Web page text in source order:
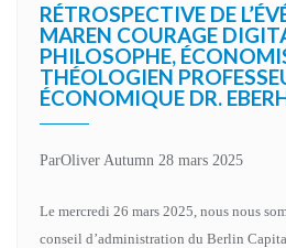
RÉTROSPECTIVE DE
MAREN COURAGE
PHILOSOPHE,
THÉOLOGIEN
ÉCONOMIQUE DR.
ParOliver Autumn 28 mars 2025
Le mercredi 26 mars 2025, nous nous
conseil d’administration du Berlin